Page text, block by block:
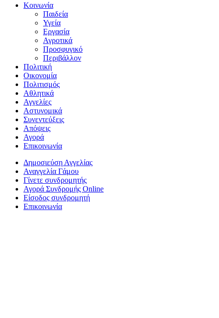
Κοινωνία
Παιδεία
Υγεία
Εργασία
Αγροτικά
Προσφυγικό
Περιβάλλον
Πολιτική
Οικονομία
Πολιτισμός
Αθλητικά
Αγγελίες
Αστυνομικά
Συνεντεύξεις
Απόψεις
Αγορά
Επικοινωνία
Δημοσιεύση Αγγελίας
Αναγγελία Γάμου
Γίνετε συνδρομητής
Αγορά Συνδρομής Online
Είσοδος συνδρομητή
Επικοινωνία